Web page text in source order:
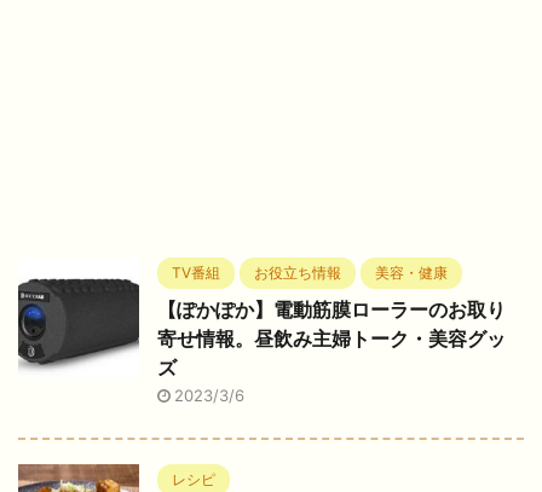
TV番組 お役立ち情報 美容・健康
【ぽかぽか】電動筋膜ローラーのお取り
寄せ情報。昼飲み主婦トーク・美容グッ
ズ
2023/3/6
レシピ